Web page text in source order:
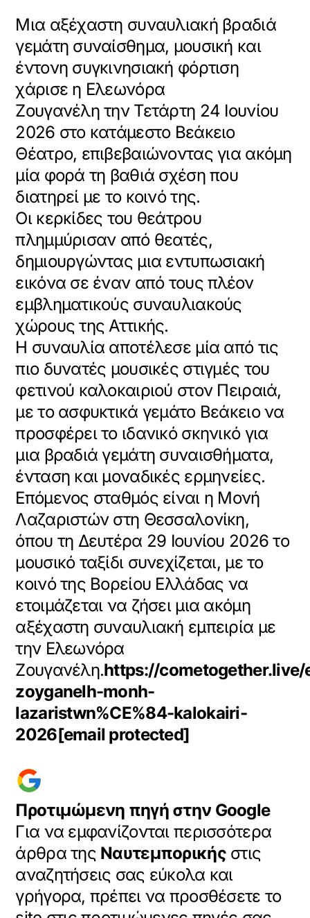
Μια αξέχαστη συναυλιακή βραδιά
γεμάτη συναίσθημα, μουσική και
έντονη συγκινησιακή φόρτιση
χάρισε η Ελεωνόρα
Ζουγανέλη την Τετάρτη 24 Ιουνίου
2026 στο κατάμεστο Βεάκειο
Θέατρο, επιβεβαιώνοντας για ακόμη
μία φορά τη βαθιά σχέση που
διατηρεί με το κοινό της.
Οι κερκίδες του θεάτρου
πλημμύρισαν από θεατές,
δημιουργώντας μια εντυπωσιακή
εικόνα σε έναν από τους πλέον
εμβληματικούς συναυλιακούς
χώρους της Αττικής.
Η συναυλία αποτέλεσε μία από τις
πιο δυνατές μουσικές στιγμές του
φετινού καλοκαιριού στον Πειραιά,
με το ασφυκτικά γεμάτο Βεάκειο να
προσφέρει το ιδανικό σκηνικό για
μια βραδιά γεμάτη συναισθήματα,
ένταση και μοναδικές ερμηνείες.
Επόμενος σταθμός είναι η Μονή
Λαζαριστών στη Θεσσαλονίκη,
όπου τη Δευτέρα 29 Ιουνίου 2026 το
μουσικό ταξίδι συνεχίζεται, με το
κοινό της Βορείου Ελλάδας να
ετοιμάζεται να ζήσει μια ακόμη
αξέχαστη συναυλιακή εμπειρία με
την Ελεωνόρα
Ζουγανέλη.https://
zoyganelh-monh-
lazaristwn%CE%84-kalokairi-
2026[email protected]
Προτιμώμενη πηγή στην Google
Για να εμφανίζονται περισσότερα
άρθρα της Ναυτεμπορικήςστις
αναζητήσεις σας εύκολα και
γρήγορα, πρέπει να προσθέσετε το